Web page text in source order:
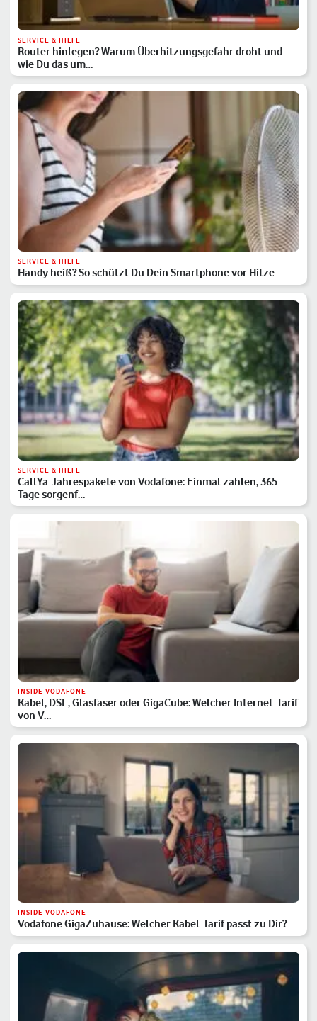
SERVICE & HILFE
Router hinlegen? Warum Überhitzungsgefahr droht und
wie Du das um…
SERVICE & HILFE
Handy heiß? So schützt Du Dein Smartphone vor Hitze
SERVICE & HILFE
CallYa-Jahrespakete von Vodafone: Einmal zahlen, 365
Tage sorgenf…
INSIDE VODAFONE
Kabel, DSL, Glasfaser oder GigaCube: Welcher Internet-Tarif
von V…
INSIDE VODAFONE
Vodafone GigaZuhause: Welcher Kabel-Tarif passt zu Dir?